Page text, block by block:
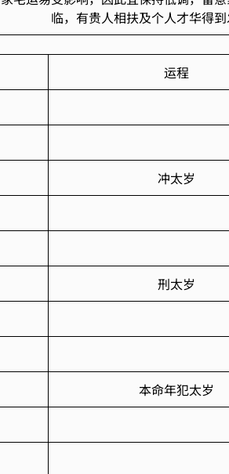
临，有贵人相扶及个人才华得
运程
冲太岁
刑太岁
本命年犯太岁